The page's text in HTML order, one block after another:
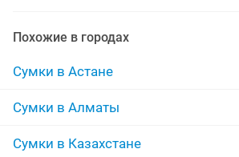
ранец сумка оригинал
iphone чехол сумочка
сумка женская новая
Похожие в городах
Сумки в Астане
Сумки в Алматы
Сумки в Казахстане